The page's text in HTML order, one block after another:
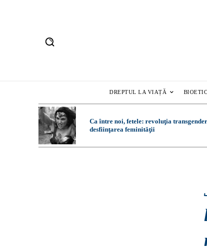
DREPTUL LA VIAȚĂ
Ca între noi, fetele: revoluţia
desfiinţarea feminităţii